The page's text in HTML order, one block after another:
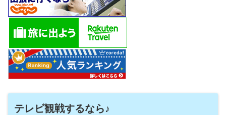
テレビ観戦するなら♪